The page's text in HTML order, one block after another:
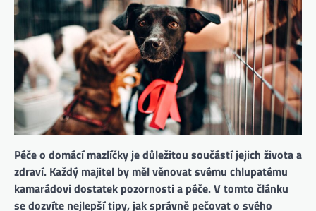
Péče o domácí mazlíčky je důležitou součástí jejich života a
zdraví. Každý majitel by měl věnovat svému chlupatému
kamarádovi dostatek pozornosti a péče. V tomto článku
se dozvíte nejlepší tipy, jak správně pečovat o svého